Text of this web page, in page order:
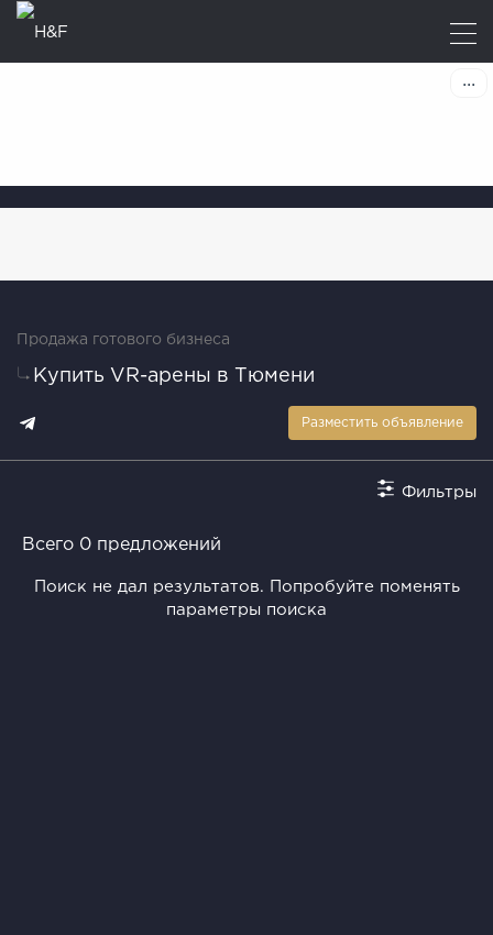
Продажа готового бизнеса
Купить VR-арены в Тюмени
Разместить объявление
Фильтры
Всего 0 предложений
Поиск не дал результатов. Попробуйте поменять
параметры поиска